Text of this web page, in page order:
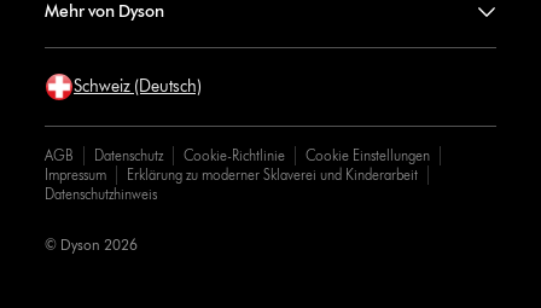
Mehr von Dyson
Schweiz (Deutsch)
AGB Datenschutz Cookie-Richtlinie
Cookie Einstellungen
Impressum
Erklärung zu moderner Sklaverei und Kinderarbeit
Datenschutzhinweis
© Dyson 2026